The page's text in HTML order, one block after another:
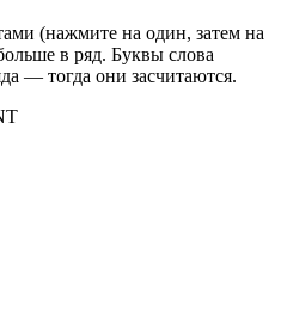
(нажмите на один, затем на
в ряд. Буквы слова
— тогда они засчитаются.
T